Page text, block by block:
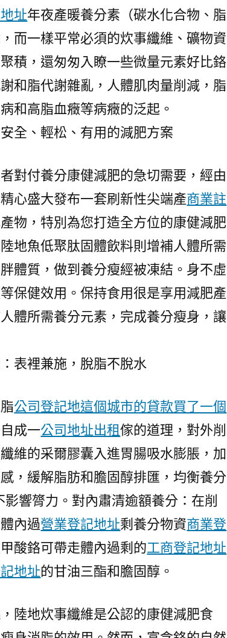
址年夜產暖養分素（碳水化合物、脂
而一樣平常必須的炊事纖維、礦物資
積，還匆匆入瞭一些微量元素好比鉻
和脂代謝雜亂，人體肌肉量削減，脂
和高脂血癥等病癥的泛起。
、輕松、有用的減肥方案
付養分康健減肥的急切需要，經由
精心盛大發布一套刷新性尖端產商業註
物，特別為您打造全方位的康健減肥
地魚低聚肽固體飲料則增補人體所需
體質，做到養分瘦經被凍結。身不虛
保健效用。保持食用很是享用減肥產
體所需養分元素，完成養分瘦身，讓
裡兼施，脫脂不脫水
公司登記地這個城市的貸款買了一個
成一公司地址出租傢的道理，對外削
維的采爾膠囊入進胃腸吸水膨脹，加
，緩解脂肪和膽固醇排匯，均衡養分
響膂力。對內肅清逾額養分：在削
內過營業登記地址剩養分物資商業登
酸鉻可帶走體內過剩的工商登記地址
地址的甘油三酯和膽固醇。
陸地炊事纖維是公認的康健減肥食